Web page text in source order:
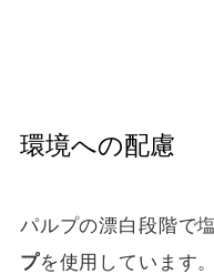
環境への配慮
パルプの漂白段階で
プを使用しています。